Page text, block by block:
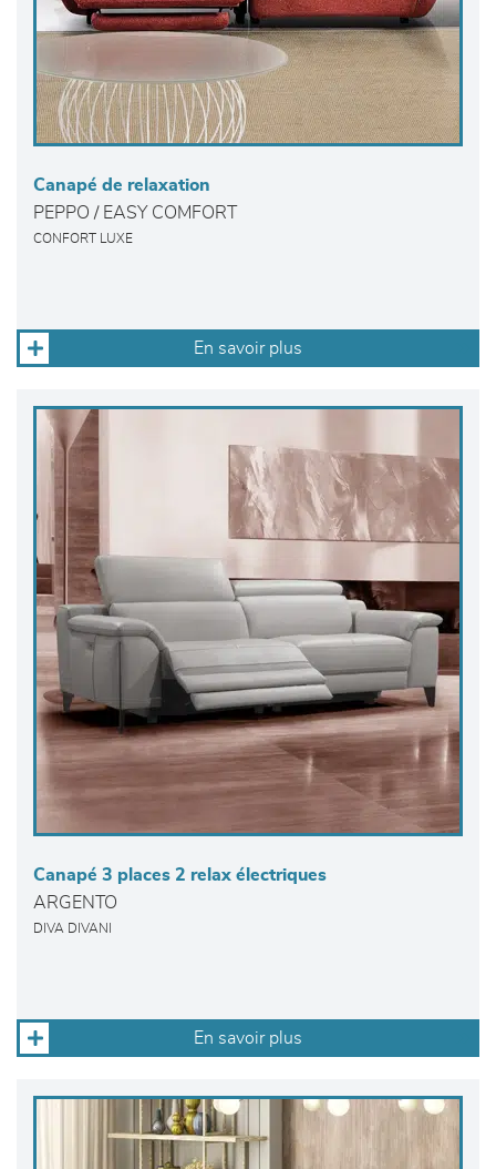
Canapé de relaxation
PEPPO / EASY COMFORT
CONFORT LUXE
En savoir plus
Canapé 3 places 2 relax électriques
ARGENTO
DIVA DIVANI
En savoir plus